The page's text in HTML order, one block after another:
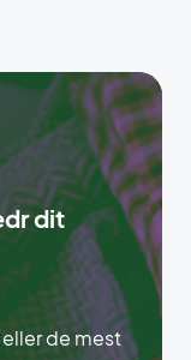
dit
de mest